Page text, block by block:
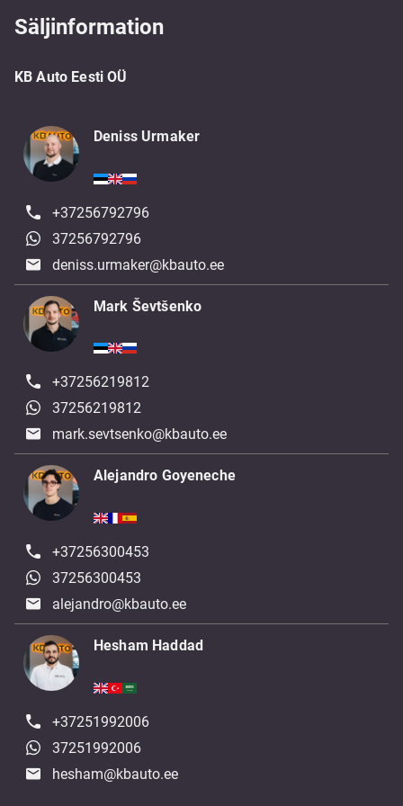
Säljinformation
KB Auto Eesti OÜ
Deniss Urmaker
+37256792796
37256792796
deniss.urmaker@kbauto.ee
Mark Ševtšenko
+37256219812
37256219812
mark.sevtsenko@kbauto.ee
Alejandro Goyeneche
+37256300453
37256300453
alejandro@kbauto.ee
Hesham Haddad
+37251992006
37251992006
hesham@kbauto.ee